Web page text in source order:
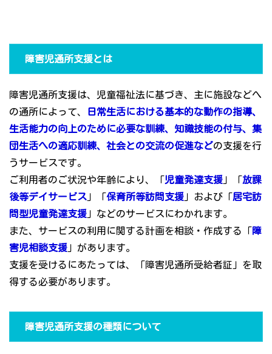
障害児通所支援とは
障害児通所支援は、児童福祉法に基づき、主に施設などへ
の通所によって、
日常生活における基本的な動作の指導、
生活能力の向上のために必要な訓練、知識技能の付与、集
団生活への適応訓練、社会との交流の促進などの支援を行
うサービスです。
ご利用者のご状況や年齢により、「児童発達支援 」「放課
後等デイサービス 」「保育所等訪問支援 」および「居宅訪
問型児童発達支援 」などのサービスにわかれます。
また、サービスの利用に関する計画を相談・作成する「障
害児相談支援 」があります。
支援を受けるにあたっては、「障害児通所受給者証」を取
得する必要があります。
障害児通所支援の種類について